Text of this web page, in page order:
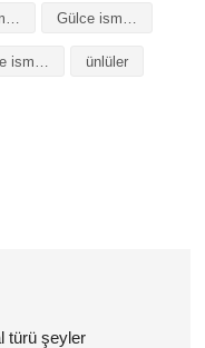
Gülce isminin numerolojisi ünlüler
türü şeyler